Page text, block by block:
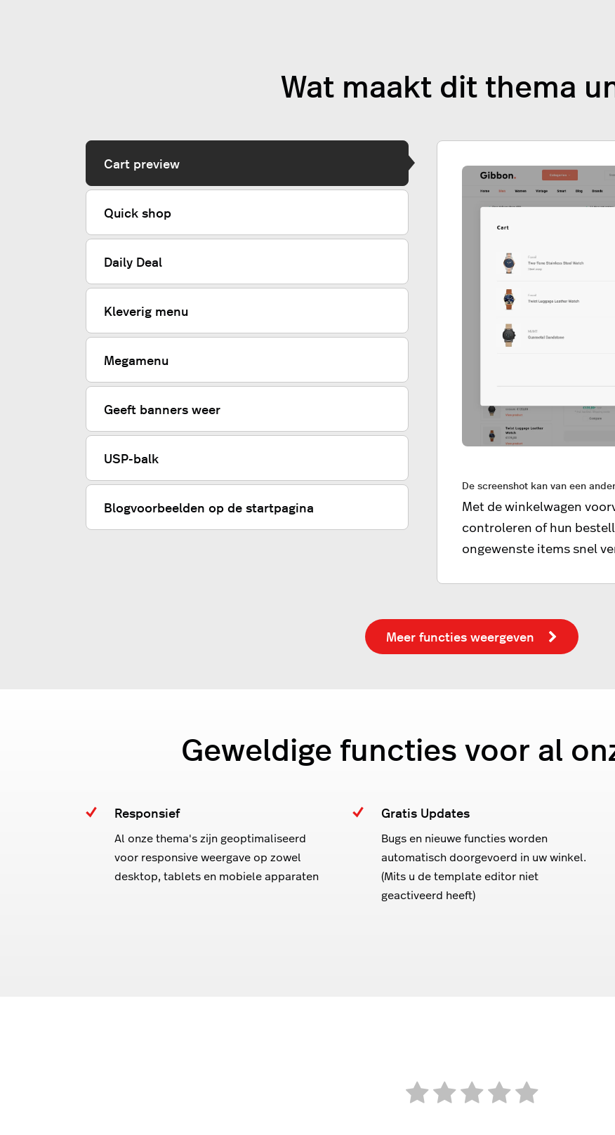
Wat maakt dit thema
Cart preview
Quick shop
Daily Deal
Kleverig menu
Megamenu
Geeft banners weer
USP-balk
Blogvoorbeelden op de startpagina
De screenshot kan van een
Met de winkelwagen
controleren of hun
ongewenste items snel
Meer functies weergeven
Geweldige functies voor al
Responsief
Al onze thema's zijn geoptimaliseerd
voor responsive weergave op zowel
desktop, tablets en mobiele apparaten
Gratis Updates
Bugs en nieuwe functies worden
automatisch doorgevoerd in uw winkel.
(Mits u de template editor niet
geactiveerd heeft)